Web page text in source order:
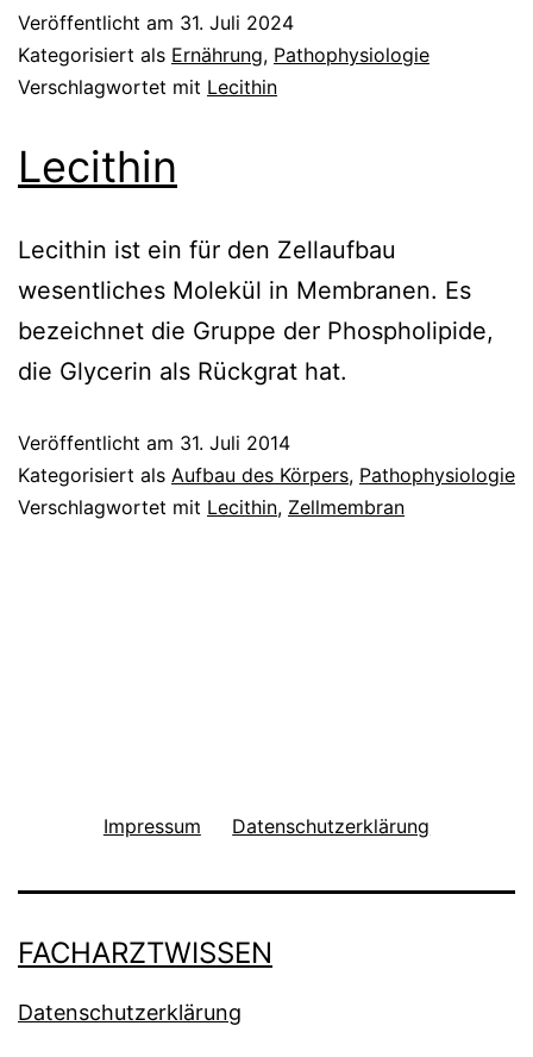
Veröffentlicht am 31. Juli 2024
Kategorisiert als Ernährung, Pathophysiologie
Verschlagwortet mit Lecithin
Lecithin
Lecithin ist ein für den Zellaufbau
wesentliches Molekül in Membranen. Es
bezeichnet die Gruppe der Phospholipide,
die Glycerin als Rückgrat hat.
Veröffentlicht am 31. Juli 2014
Kategorisiert als Aufbau des Körpers, Pathophysiologie
Verschlagwortet mit Lecithin, Zellmembran
Impressum Datenschutzerklärung
FACHARZTWISSEN
Datenschutzerklärung